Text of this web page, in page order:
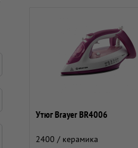
Утюг Brayer BR4006
2400 / керамика